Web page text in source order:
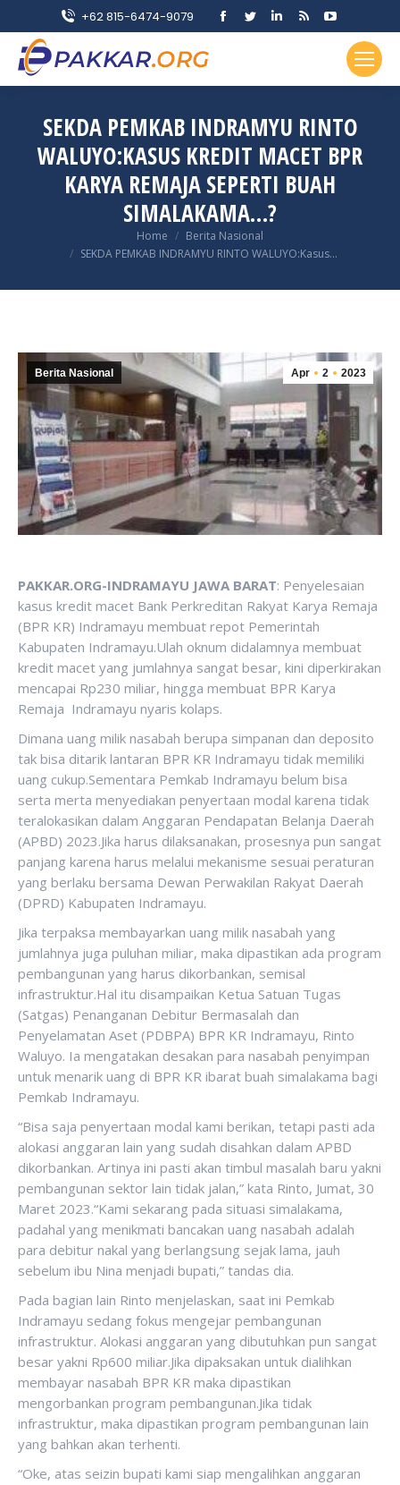
+62 815-6474-9079
Facebook
in
window
Twitter
in
window
Linkedin
in
window
Rss
opens
in
window
YouTube
page
opens
in
window
SEKDA PEMKAB INDRAMYU RINTO
WALUYO:KASUS KREDIT MACET BPR
KARYA REMAJA SEPERTI BUAH
SIMALAKAMA…?
Home
Berita Nasional
SEKDA PEMKAB INDRAMYU RINTO WALUYO:Kasus…
Apr 2 2023
Berita Nasional
PAKKAR.ORG-INDRAMAYU JAWA BARAT: Penyelesaian
kasus kredit macet Bank Perkreditan Rakyat Karya Remaja
(BPR KR) Indramayu membuat repot Pemerintah
Kabupaten Indramayu.Ulah oknum didalamnya membuat
kredit macet yang jumlahnya sangat besar, kini diperkirakan
mencapai Rp230 miliar, hingga membuat BPR Karya
Remaja Indramayu nyaris kolaps.
Dimana uang milik nasabah berupa simpanan dan deposito
tak bisa ditarik lantaran BPR KR Indramayu tidak memiliki
uang cukup.Sementara Pemkab Indramayu belum bisa
serta merta menyediakan penyertaan modal karena tidak
teralokasikan dalam Anggaran Pendapatan Belanja Daerah
(APBD) 2023.Jika harus dilaksanakan, prosesnya pun sangat
panjang karena harus melalui mekanisme sesuai peraturan
yang berlaku bersama Dewan Perwakilan Rakyat Daerah
(DPRD) Kabupaten Indramayu.
Jika terpaksa membayarkan uang milik nasabah yang
jumlahnya juga puluhan miliar, maka dipastikan ada program
pembangunan yang harus dikorbankan, semisal
infrastruktur.Hal itu disampaikan Ketua Satuan Tugas
(Satgas) Penanganan Debitur Bermasalah dan
Penyelamatan Aset (PDBPA) BPR KR Indramayu, Rinto
Waluyo. Ia mengatakan desakan para nasabah penyimpan
untuk menarik uang di BPR KR ibarat buah simalakama bagi
Pemkab Indramayu.
“Bisa saja penyertaan modal kami berikan, tetapi pasti ada
alokasi anggaran lain yang sudah disahkan dalam APBD
dikorbankan. Artinya ini pasti akan timbul masalah baru yakni
pembangunan sektor lain tidak jalan,” kata Rinto, Jumat, 30
Maret 2023.“Kami sekarang pada situasi simalakama,
padahal yang menikmati bancakan uang nasabah adalah
para debitur nakal yang berlangsung sejak lama, jauh
sebelum ibu Nina menjadi bupati,” tandas dia.
Pada bagian lain Rinto menjelaskan, saat ini Pemkab
Indramayu sedang fokus mengejar pembangunan
infrastruktur. Alokasi anggaran yang dibutuhkan pun sangat
besar yakni Rp600 miliar.Jika dipaksakan untuk dialihkan
membayar nasabah BPR KR maka dipastikan
mengorbankan program pembangunan.Jika tidak
infrastruktur, maka dipastikan program pembangunan lain
yang bahkan akan terhenti.
“Oke, atas seizin bupati kami siap mengalihkan anggaran